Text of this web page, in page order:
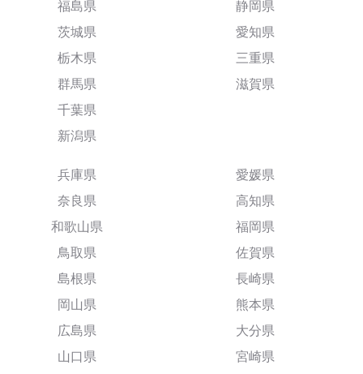
福島県
茨城県
栃木県
群馬県
千葉県
新潟県
静岡県
愛知県
三重県
滋賀県
兵庫県
奈良県
和歌山県
鳥取県
島根県
岡山県
広島県
山口県
愛媛県
高知県
福岡県
佐賀県
長崎県
熊本県
大分県
宮崎県